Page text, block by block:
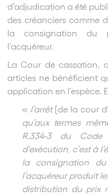
d’adjudication a été
des créanciers comme
la consignation du
l’acquéreur.
La Cour de cassation,
articles ne bénéficient
application en l’espèce.
« l’arrêt[de la cour
qu’aux termes
R.334-3 du Code
d’exécution, c’est à
la consignation
l’acquéreur produit
distribution du prix